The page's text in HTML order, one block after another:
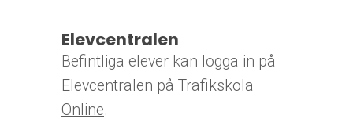
Elevcentralen
Befintliga elever kan logga in på
Elevcentralen på Trafikskola
Online.